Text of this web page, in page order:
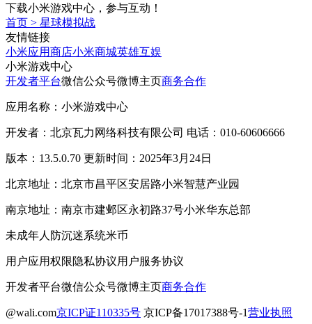
下载小米游戏中心，参与互动！
首页 > 星球模拟战
友情链接
小米应用商店小米商城英雄互娱
小米游戏中心
开发者平台微信公众号微博主页商务合作
应用名称：小米游戏中心
开发者：北京瓦力网络科技有限公司 电话：010-60606666
版本：13.5.0.70 更新时间：2025年3月24日
北京地址：北京市昌平区安居路小米智慧产业园
南京地址：南京市建邺区永初路37号小米华东总部
未成年人防沉迷系统米币
用户应用权限隐私协议用户服务协议
开发者平台微信公众号微博主页商务合作
@wali.com京ICP证110335号 京ICP备17017388号-1营业执照